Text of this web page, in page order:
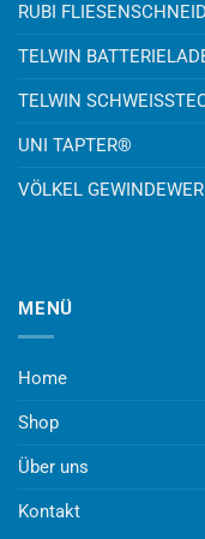
RUBI
TELWIN
TELWIN
UNI TAPTER®
VÖLKEL
MENÜ
Home
Shop
Über uns
Kontakt